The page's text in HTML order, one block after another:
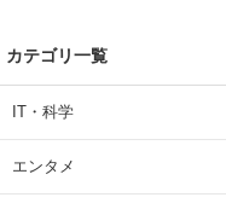
カテゴリ一覧
IT・科学
エンタメ